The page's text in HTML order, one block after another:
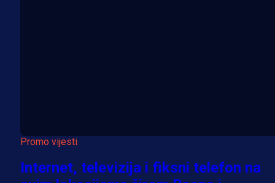
Promo vijesti
Internet, televizija i fiksni telefon na